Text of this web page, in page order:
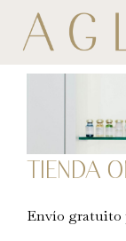
contenido
TIENDA
Envío gratuito